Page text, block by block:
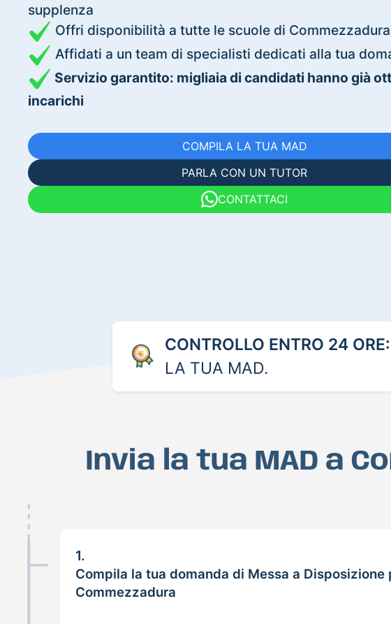
supplenza
Offri disponibilità a tutte le scuole di Commezzadura
Affidati a un team di specialisti dedicati alla tua
Servizio garantito: migliaia di candidati hanno già
incarichi
COMPILA LA TUA MAD
PARLA CON UN TUTOR
CONTATTACI
CONTROLLO ENTRO 24 ORE:
LA TUA MAD.
Invia la tua MAD a
1.
Compila la tua domanda di Messa a Disposizione
Commezzadura